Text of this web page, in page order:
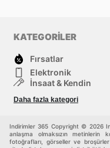
KATEGORİLER
Fırsatlar
Elektronik
İnşaat & Kendin
Bebekler ve çocuklar
Daha fazla kategori
Indirimler 365 Copyright © 2026
anlaşma olmaksızın metinlerin
fotoğrafları, görseller ve